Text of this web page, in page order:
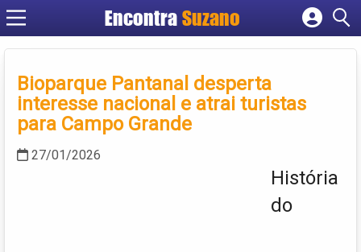
EncontraSuzano
Cadastrar empresa
Criar conta
Bioparque Pantanal desperta
interesse nacional e atrai turistas
para Campo Grande
27/01/2026
História
do